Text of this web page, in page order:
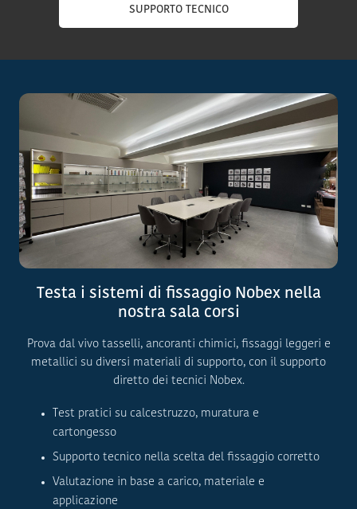
SUPPORTO TECNICO
Testa i sistemi di fissaggio Nobex nella
nostra sala corsi
Prova dal vivo tasselli, ancoranti chimici, fissaggi leggeri e
metallici su diversi materiali di supporto, con il supporto
diretto dei tecnici Nobex.
Test pratici su calcestruzzo, muratura e
cartongesso
Supporto tecnico nella scelta del fissaggio corretto
Valutazione in base a carico, materiale e
applicazione